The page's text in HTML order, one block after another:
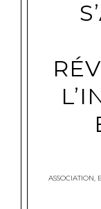
ASSOCIATION,